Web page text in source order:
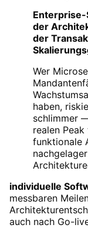
der
der
Wer
haben,
schlimmer
realen
funktionale
individuelle
messbaren
auch nach Go-